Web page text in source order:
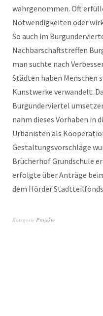
wahrgenommen. Oft
Notwendigkeiten oder
So auch im
Nachbarschaftstreffen
man suchte nach
Städten haben Menschen
Kunstwerke verwandelt.
Burgunderviertel
nahm dieses Vorhaben in
Urbanisten als
Gestaltungsvorschläge
Brücherhof Grundschule
erfolgte über Anträge
dem Hörder
Kategorie Projekte